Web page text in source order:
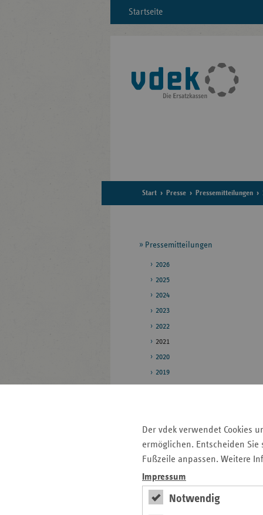
Der vdek verwendet Cookies
ermöglichen. Entscheiden
Fußzeile anpassen. Weitere
Impressum
Notwendig
Startseite
Start Presse Pressemitteilungen
Seitennavigation
Pressemitteilungen
2026
2025
2024
2023
2022
2021
2020
2019
Seitenleiste
mit
weiteren
Informationen
Auf einen Blick
Pressemitteilungen
Kontakt und Anfahrt